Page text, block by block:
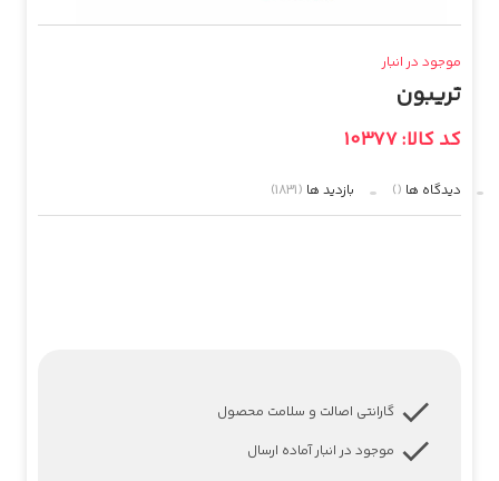
موجود در انبار
تریبون
کد کالا: 10377
دیدگاه ها () بازدید ها (1831)
گارانتی اصالت و سلامت محصول
موجود در انبار آماده ارسال